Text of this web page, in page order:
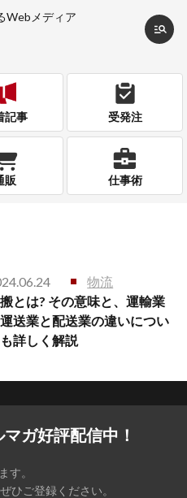
Webメディア
記事 受発注
販 仕事術
物流
とは? その意味と、運輸業
送業と配送業の違いについ
詳しく解説
ガ好評配信中！
す。
ひご登録ください。